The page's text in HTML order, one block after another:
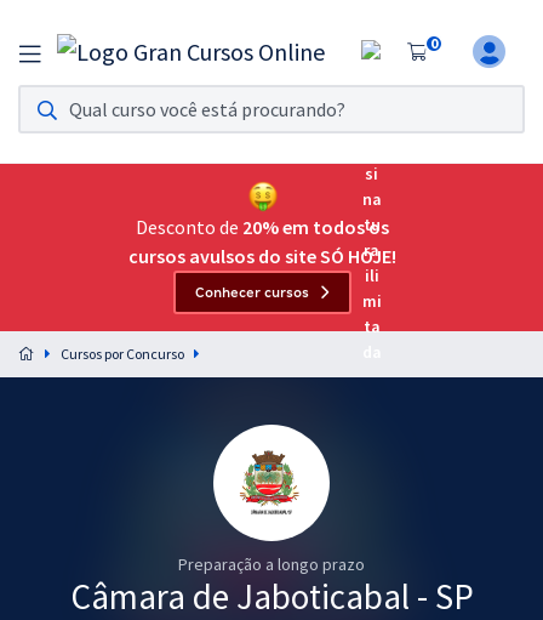
0
Assinatura Ilimitada 11
Acesso a todos os cursos. Teste grátis por 7 dias!
Assinatura OAB Até Passar
Acesso ilimitado a toda preparação para o Exame da
Preparação completa e intensiva para as principais
residências em saúde do Brasil
Graduação
Desconto de 20% em todos os
cursos avulsos do site SÓ HOJE!
Conhecer cursos
Cursos por Concurso
Preparação a longo prazo
Câmara de Jaboticabal - SP